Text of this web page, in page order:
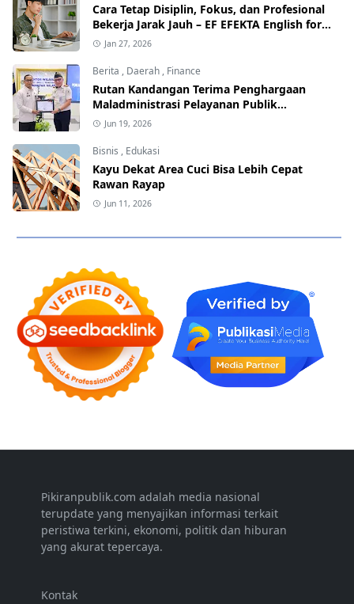
Cara Tetap Disiplin, Fokus, dan Profesional
Bekerja Jarak Jauh – EF EFEKTA English for
Adults
Jan 27, 2026
Berita , Daerah , Finance
Rutan Kandangan Terima Penghargaan
Maladministrasi Pelayanan Publik
Kemenimipas Tahun 2025
Jun 19, 2026
Bisnis , Edukasi
Kayu Dekat Area Cuci Bisa Lebih Cepat
Rawan Rayap
Jun 11, 2026
Pikiranpublik.com adalah media nasional
terupdate yang menyajikan informasi terkait
peristiwa terkini, ekonomi, politik dan hiburan
yang akurat tepercaya.
Kontak